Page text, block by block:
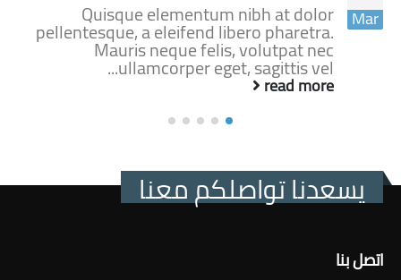
Quisque
pellentesque, a eleifend
Mauris neque
ullamcorper
Jan
temporibus
nibh at dolor
pharetra.
volutpat nec
يسعدنا تواصلكم معنا
اتصل بنا